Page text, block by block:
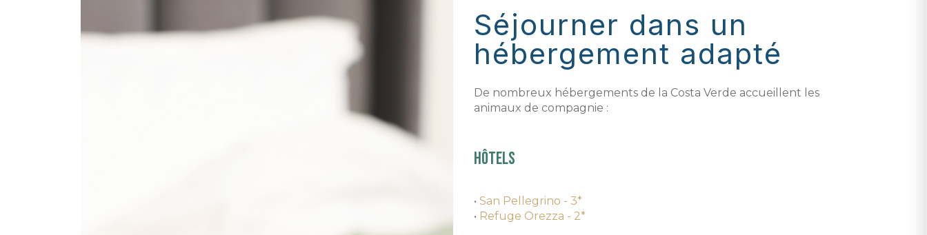
Séjourner dans un
hébergement adapté
De nombreux hébergements de la Costa Verde accueillent les
animaux de compagnie :
Hôtels
• San Pellegrino - 3*
• Refuge Orezza - 2*